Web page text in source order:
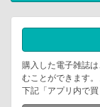
購入した電子雑誌
むことができます
下記「アプリ内で